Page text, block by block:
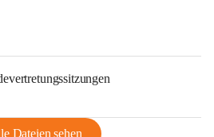
Dateien sehen